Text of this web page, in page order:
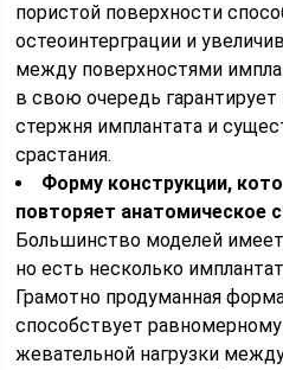
пористой поверхности
остеоинтерграции и
между поверхностями
в свою очередь
стержня имплантата и
срастания.
Форму конструкции,
повторяет анатомическое
Большинство моделей
но есть несколько
Грамотно продуманная
способствует
жевательной нагрузки